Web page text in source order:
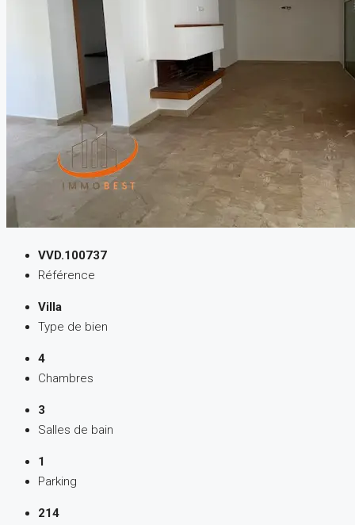
VVD.100737
Référence
Villa
Type de bien
4
Chambres
3
Salles de bain
1
Parking
214